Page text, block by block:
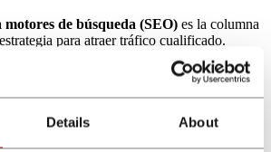
Details About
de búsqueda (SEO) es la columna
para atraer tráfico cualificado.
investigación exhaustiva de palabras
negocio.
identificartérminos específicos que
al buscar productos similares.